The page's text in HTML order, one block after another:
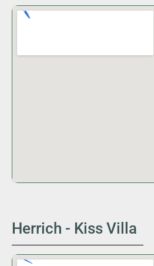
Herrich - Kiss Villa